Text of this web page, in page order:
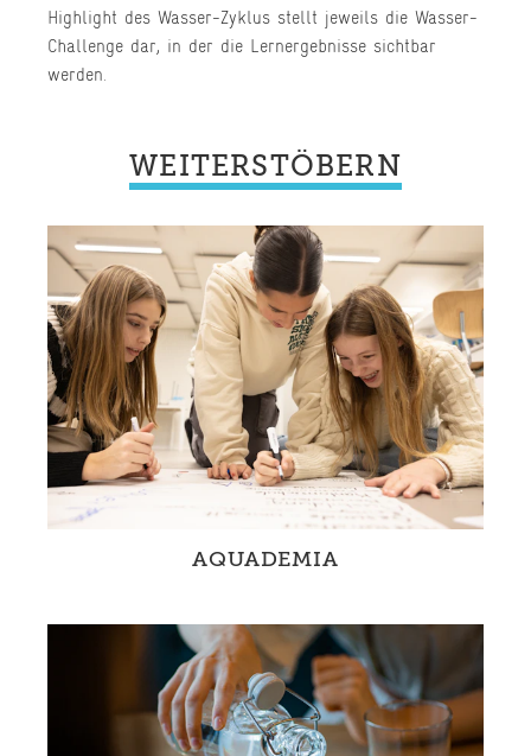
Highlight des Wasser-Zyklus stellt jeweils die Wasser-
Challenge dar, in der die Lernergebnisse sichtbar
werden.
WEITERSTÖBERN
AQUADEMIA
Mit AQUADEMIA Wasserwissen stärken und
den verantwortungsvollen Umgang mit
Wasser im Alltag und im Unterricht förde...